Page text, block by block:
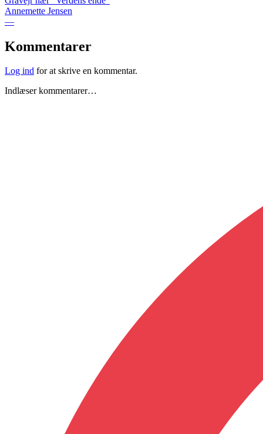
Annemette Jensen
—
Kommentarer
Log ind for at skrive en kommentar.
Indlæser kommentarer…